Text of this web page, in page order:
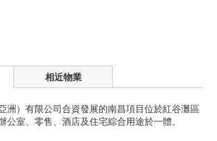
相近物業
洲）有限公司合資發展的南昌項目位於紅谷灘區
公室、零售、酒店及住宅綜合用途於一體。